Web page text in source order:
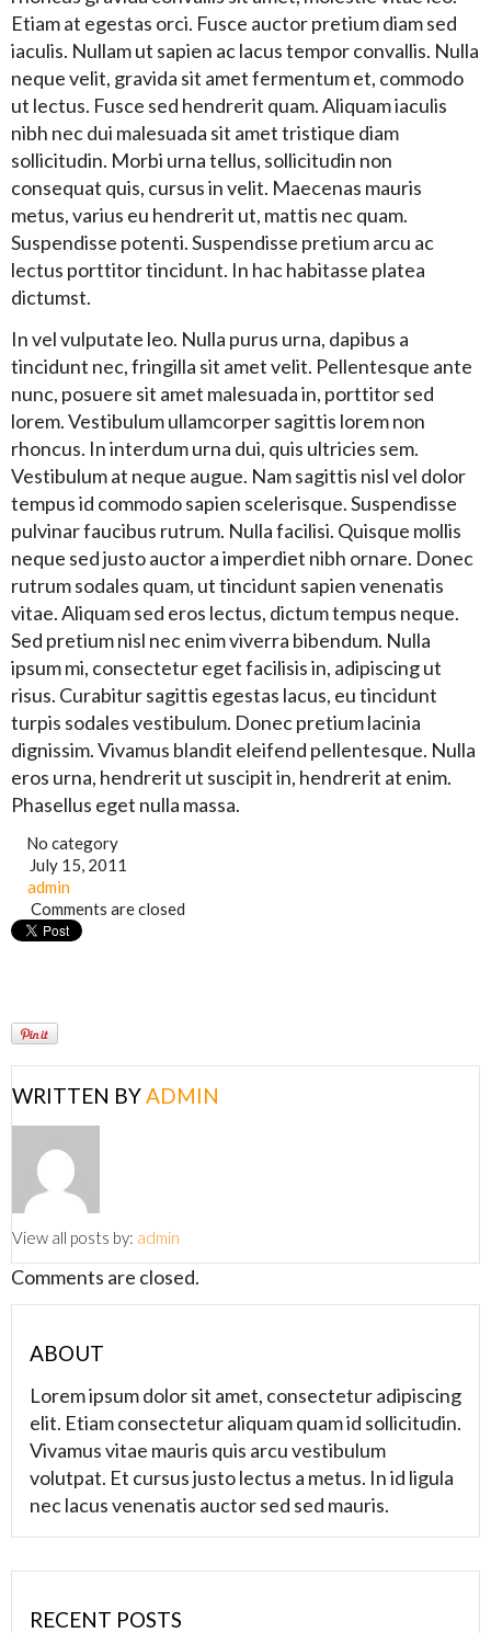
Etiam at egestas orci. Fusce auctor pretium diam sed
iaculis. Nullam ut sapien ac lacus tempor convallis. Nulla
neque velit, gravida sit amet fermentum et, commodo
ut lectus. Fusce sed hendrerit quam. Aliquam iaculis
nibh nec dui malesuada sit amet tristique diam
sollicitudin. Morbi urna tellus, sollicitudin non
consequat quis, cursus in velit. Maecenas mauris
metus, varius eu hendrerit ut, mattis nec quam.
Suspendisse potenti. Suspendisse pretium arcu ac
lectus porttitor tincidunt. In hac habitasse platea
dictumst.
In vel vulputate leo. Nulla purus urna, dapibus a
tincidunt nec, fringilla sit amet velit. Pellentesque ante
nunc, posuere sit amet malesuada in, porttitor sed
lorem. Vestibulum ullamcorper sagittis lorem non
rhoncus. In interdum urna dui, quis ultricies sem.
Vestibulum at neque augue. Nam sagittis nisl vel dolor
tempus id commodo sapien scelerisque. Suspendisse
pulvinar faucibus rutrum. Nulla facilisi. Quisque mollis
neque sed justo auctor a imperdiet nibh ornare. Donec
rutrum sodales quam, ut tincidunt sapien venenatis
vitae. Aliquam sed eros lectus, dictum tempus neque.
Sed pretium nisl nec enim viverra bibendum. Nulla
ipsum mi, consectetur eget facilisis in, adipiscing ut
risus. Curabitur sagittis egestas lacus, eu tincidunt
turpis sodales vestibulum. Donec pretium lacinia
dignissim. Vivamus blandit eleifend pellentesque. Nulla
eros urna, hendrerit ut suscipit in, hendrerit at enim.
Phasellus eget nulla massa.
No category
July 15, 2011
admin
Comments are closed
WRITTEN BYADMIN
View all posts by: admin
Comments are closed.
ABOUT
Lorem ipsum dolor sit amet, consectetur adipiscing
elit. Etiam consectetur aliquam quam id sollicitudin.
Vivamus vitae mauris quis arcu vestibulum
volutpat. Et cursus justo lectus a metus. In id ligula
nec lacus venenatis auctor sed sed mauris.
RECENT POSTS